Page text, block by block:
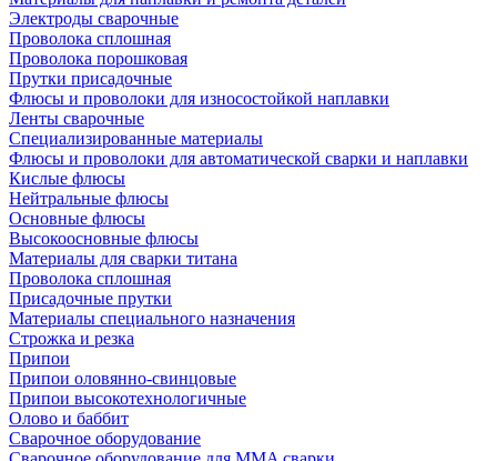
Электроды сварочные
Проволока сплошная
Проволока порошковая
Прутки присадочные
Флюсы и проволоки для износостойкой наплавки
Ленты сварочные
Специализированные материалы
Флюсы и проволоки для автоматической сварки и наплавки
Кислые флюсы
Нейтральные флюсы
Основные флюсы
Высокоосновные флюсы
Материалы для сварки титана
Проволока сплошная
Присадочные прутки
Материалы специального назначения
Строжка и резка
Припои
Припои оловянно-свинцовые
Припои высокотехнологичные
Олово и баббит
Сварочное оборудование